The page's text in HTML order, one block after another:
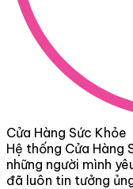
Cửa Hàng Sức Khỏe
Hệ thống Cửa Hàng
những người mình
đã luôn tin tưởng